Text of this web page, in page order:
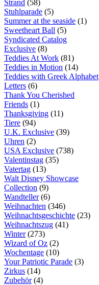
Strand (58)
Stuhlparade (5)
Summer at the seaside (1)
Sweetheart Ball (5)
Syndicated Catalog
Exclusive (8)
Teddies At Work (81)
Teddies in Motion (14)
Teddies with Greek Alphabet
Letters (6)
Thank You Cherished
Friends (1)
Thanksgiving (11)
Tiere (94)
U.K. Exclusive (39)
Uhren (2)
USA Exclusive (738)
Valentinstag (35)
Vatertag (13)
Walt Disney Showcase
Collection (9)
Wandteller(6)
Weihnachten (346)
Weihnachtsgeschichte (23)
Weihnachtszug (41)
Winter(273)
Wizard of Oz (2)
Wochentage (10)
Your Patriotic Parade (3)
Zirkus (14)
Zubehör(4)